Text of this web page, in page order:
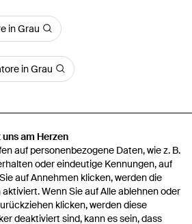
am Herzen
auf personenbezogene Daten, wie z. B.
oder eindeutige Kennungen, auf
auf Annehmen klicken, werden die
Wenn Sie auf Alle ablehnen oder
klicken, werden diese
deaktiviert sind, kann es sein, dass
in Grau
in Grau
Tagliatore Hosenanzüge